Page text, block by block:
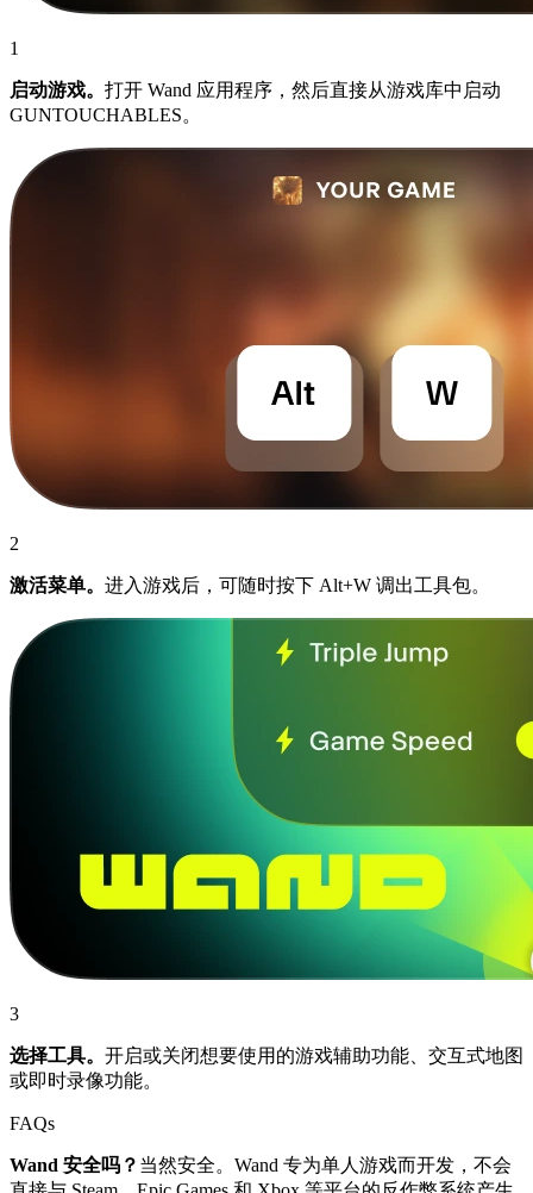
1
启动游戏。 打开 Wand 应用程序，然后直接从游戏库中启动
GUNTOUCHABLES。
2
激活菜单。 进入游戏后，可随时按下 Alt+W 调出工具包。
3
选择工具。 开启或关闭想要使用的游戏辅助功能、交互式地图
或即时录像功能。
FAQs
Wand 安全吗？ 当然安全。Wand 专为单人游戏而开发，不会